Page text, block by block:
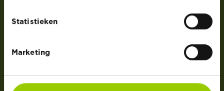
Statistieken
Marketing
Potgrond bodemverbeteraars & bodembedekkers
Groene aanslagreiniger